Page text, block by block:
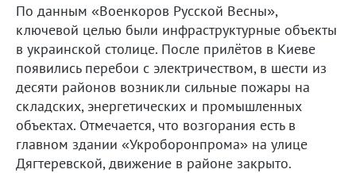
По данным «Военкоров Русской Весны»,
ключевой целью были инфраструктурные объекты
в украинской столице. После прилётов в Киеве
появились перебои с электричеством, в шести из
десяти районов возникли сильные пожары на
складских, энергетических и промышленных
объектах. Отмечается, что возгорания есть в
главном здании «Укроборонпрома» на улице
Дягтеревской, движение в районе закрыто.